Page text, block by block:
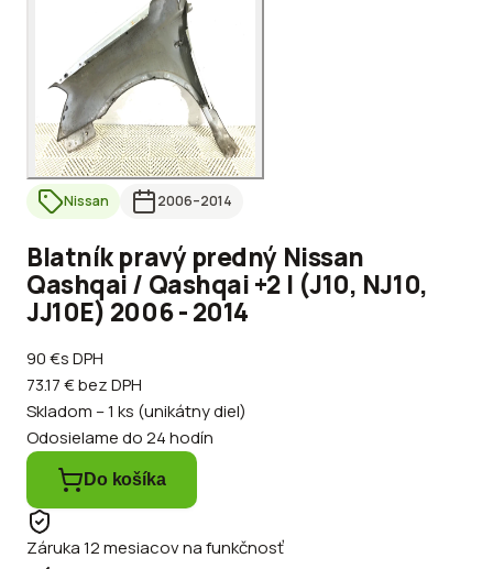
Nissan 2006–2014
Blatník pravý predný Nissan
Qashqai / Qashqai +2 I (J10, NJ10,
JJ10E) 2006 - 2014
90 €s DPH
73.17 €bez DPH
Skladom – 1 ks (unikátny diel)
Odosielame do 24 hodín
Do košíka
Záruka 12 mesiacov na funkčnosť